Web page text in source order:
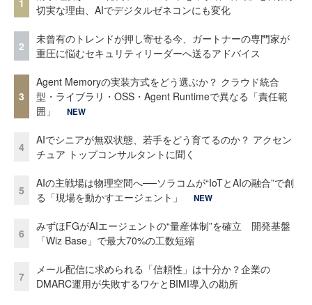
切実な理由、AIでデジタルゼネコンにも変化
2
未曾有のトレンドが押し寄せる今、ガートナーの専門家が
重圧に悩むセキュリティリーダーへ送るアドバイス
3
Agent Memoryの実装方式をどう選ぶか？ クラウド統合
型・ライブラリ・OSS・Agent Runtimeで異なる「責任範
囲」
NEW
4
AIでシニアが無双状態、若手をどう育てるのか？ アクセン
チュア トップコンサルタントに聞く
5
AIの主戦場は物理空間へ──ソラコムが“IoTとAIの融合”で創
る「現場を動かすエージェント」
NEW
6
みずほFGがAIエージェントの“量産体制”を確立 開発基盤
「Wiz Base」で最大70%の工数短縮
7
メール配信に求められる「信頼性」は十分か？企業の
DMARC運用が失敗するワケとBIMI導入の勘所